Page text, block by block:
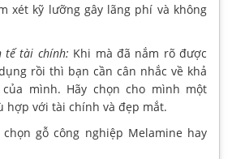
xét kỹ lưỡng gây lãng phí và không
tế tài chính: Khi mà đã nắm rõ được
rồi thì bạn cần cân nhắc về khả
mình. Hãy chọn cho mình một
hợp với tài chính và đẹp mắt.
chọn gỗ công nghiệp Melamine hay